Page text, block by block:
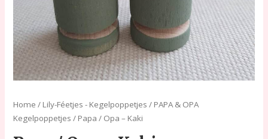
Home / Lily-Féetjes - Kegelpoppetjes / PAPA & OPA
Kegelpoppetjes / Papa / Opa – Kaki